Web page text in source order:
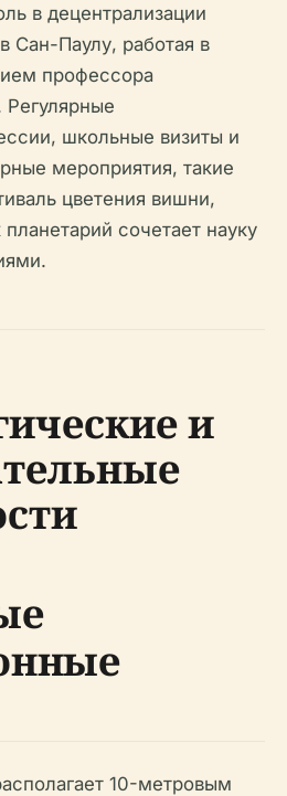
в децентрализации
Сан-Паулу, работая в
профессора
школьные визиты и
мероприятия, такие
цветения вишни,
сочетает науку
и
10-метровым